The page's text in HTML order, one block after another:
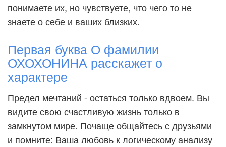
понимаете их, но чувствуете, что чего то не
знаете о себе и ваших близких.
Первая буква О фамилии
ОХОХОНИНА расскажет о
характере
Предел мечтаний - остаться только вдвоем. Вы
видите свою счастливую жизнь только в
замкнутом мире. Почаще общайтесь с друзьями
и помните: Ваша любовь к логическому анализу